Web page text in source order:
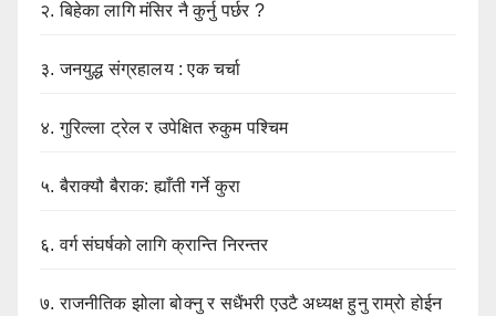
२.बिहेका लागि मंसिर नै कुर्नु पर्छर ?
३.जनयुद्ध संग्रहालय : एक चर्चा
४.गुरिल्ला ट्रेल र उपेक्षित रुकुम पश्चिम
५.बैराक्यौ बैराक: ह्याँती गर्ने कुरा
६.वर्ग संघर्षको लागि क्रान्ति निरन्तर
७.राजनीतिक झोला बोक्नु र सधैंभरी एउटै अध्यक्ष हुनु राम्रो होईन